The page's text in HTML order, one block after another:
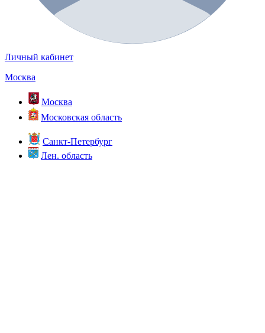
Личный кабинет
Москва
Москва
Московская область
Санкт-Петербург
Лен. область